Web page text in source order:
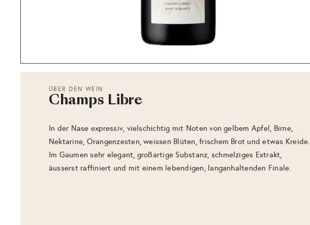
ÜBER DEN WEIN
Champs Libre
In der Nase expressiv, vielschichtig mit Noten von gelbem Apfel, Birne,
Nektarine, Orangenzesten, weissen Blüten, frischem Brot und etwas Kreide.
Im Gaumen sehr elegant, großartige Substanz, schmelziges Extrakt,
äusserst raffiniert und mit einem lebendigen, langanhaltenden Finale.